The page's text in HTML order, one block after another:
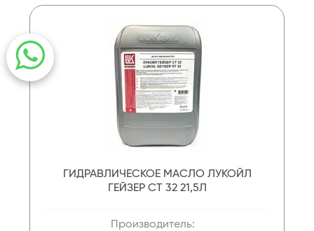
ГИДРАВЛИЧЕСКОЕ МАСЛО ЛУКОЙЛ
ГЕЙЗЕР СТ 32 21,5Л
Производитель: